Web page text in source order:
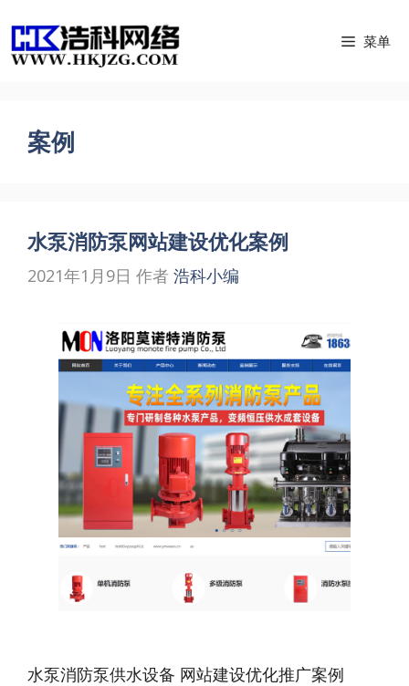
至
菜单
案例
水泵消防泵网站建设优化案例
2021年1月9日 作者 浩科小编
水泵消防泵供水设备 网站建设优化推广案例